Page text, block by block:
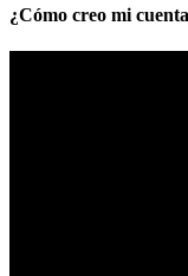
¿Cómo creo mi